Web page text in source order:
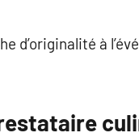
d’originalité à